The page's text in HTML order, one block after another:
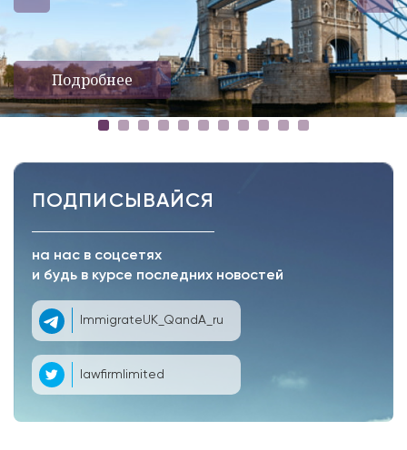
Подробнее
ПОДПИСЫВАЙСЯ
на нас в соцсетях
и будь в курсе последних новостей
ImmigrateUK_QandA_ru
lawfirmlimited